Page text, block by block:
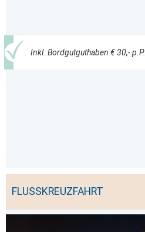
Inkl. Bordgutguthaben € 30,- p.P.
FLUSSKREUZFAHRT